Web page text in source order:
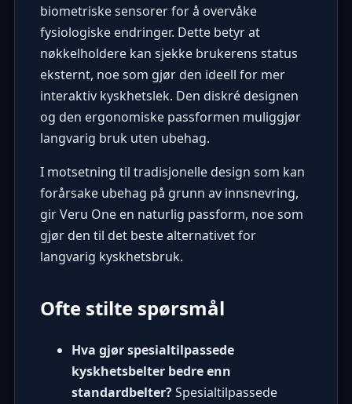
biometriske sensorer for å overvåke
fysiologiske endringer. Dette betyr at
nøkkelholdere kan sjekke brukerens status
eksternt, noe som gjør den ideell for mer
interaktiv kyskhetslek. Den diskré designen
og den ergonomiske passformen muliggjør
langvarig bruk uten ubehag.
I motsetning til tradisjonelle design som kan
forårsake ubehag på grunn av innsnevring,
gir Veru One en naturlig passform, noe som
gjør den til det beste alternativet for
langvarig kyskhetsbruk.
Ofte stilte spørsmål
Hva gjør spesialtilpassede
kyskhetsbelter bedre enn
standardbelter?Spesialtilpassede